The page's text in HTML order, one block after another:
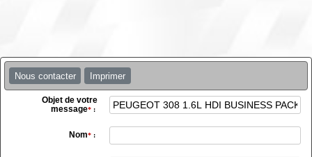
Nous contacter Imprimer
Objet de votre
message*:
Nom*: